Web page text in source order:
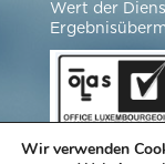
Wert der
Wir verwenden